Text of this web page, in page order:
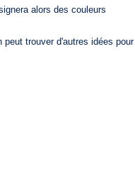
alors des couleurs
trouver d'autres idées pour